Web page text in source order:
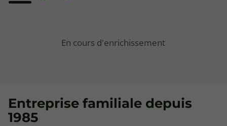
En cours d'enrichissement
Entreprise familiale depuis
1985